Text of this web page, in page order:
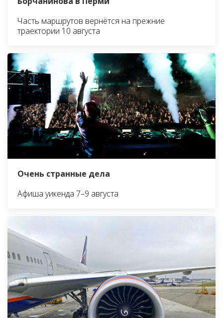
Часть маршрутов вернётся на прежние
траектории 10 августа
Очень странные дела
Афиша уикенда 7–9 августа